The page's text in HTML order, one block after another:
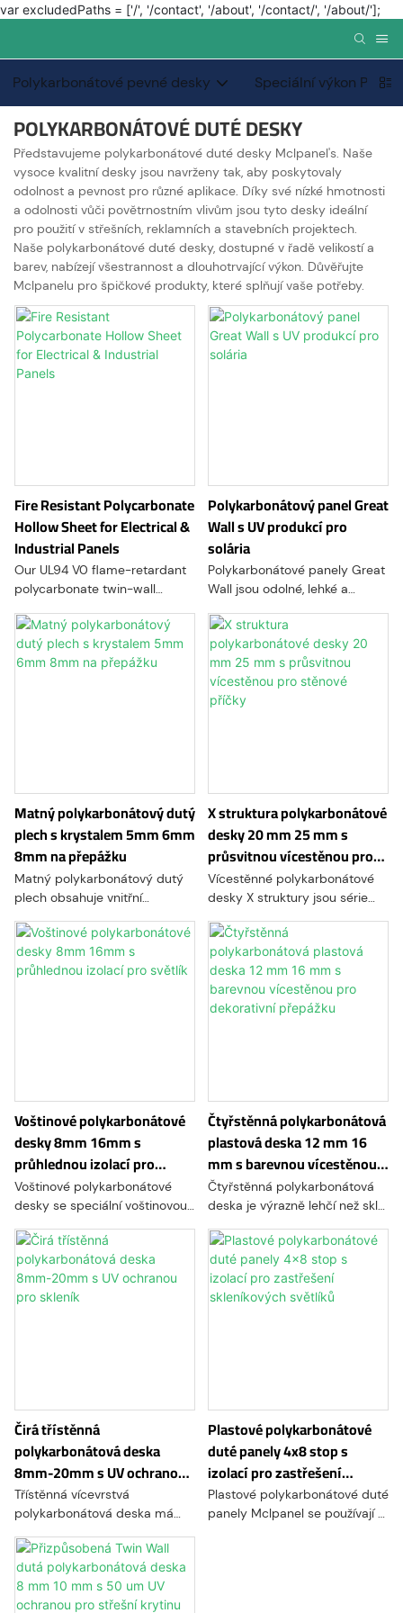
var excludedPaths = ['/', '/contact', '/about', '/contact/', '/about/'];
Polykarbonátové pevné desky Speciální výkon PC PC
POLYKARBONÁTOVÉ DUTÉ DESKY
Představujeme polykarbonátové duté desky Mclpanel's. Naše
vysoce kvalitní desky jsou navrženy tak, aby poskytovaly
odolnost a pevnost pro různé aplikace. Díky své nízké hmotnosti
a odolnosti vůči povětrnostním vlivům jsou tyto desky ideální
pro použití v střešních, reklamních a stavebních projektech.
Naše polykarbonátové duté desky, dostupné v řadě velikostí a
barev, nabízejí všestrannost a dlouhotrvající výkon. Důvěřujte
Mclpanelu pro špičkové produkty, které splňují vaše potřeby.
Fire Resistant Polycarbonate
Hollow Sheet for Electrical &
Industrial Panels
Our UL94 V0 flame-retardant
polycarbonate twin-wall
high-safety industrial and
construction applications.
Combining superior impact
Polykarbonátový panel Great
Wall s UV produkcí pro
solária
Polykarbonátové panely Great
Wall jsou odolné, lehké a
používané ve stavebnictví a
designu
Matný polykarbonátový dutý
plech s krystalem 5mm 6mm
8mm na přepážku
Matný polykarbonátový dutý
plech obsahuje vnitřní
dutiny, které poskytují izolační
vlastnosti a snižují celkovou
hmotnost ve srovnání s plnými
srovnání s čirým
polykarbonátem
X struktura polykarbonátové
desky 20 mm 25 mm s
průsvitnou vícestěnou pro
stěnové příčky
Vícestěnné polykarbonátové
desky X struktury jsou série
polykarbonátových desek.
Nabízejí kombinaci pevnosti,
trvanlivosti, tepelné izolace,
propustnosti světla a odolnosti
proti nárazu, díky čemuž jsou
Voštinové polykarbonátové
desky 8mm 16mm s
průhlednou izolací pro
světlík
Voštinové polykarbonátové
desky se speciální voštinovou
následek vynikající tepelnou
izolaci a vysokou rázovou
houževnatost. Je podobný
vícevrstvému ​​polykarbonátu a
polykarbonátové panely se
vyrábějí s různými aplikacemi
Čtyřstěnná polykarbonátová
plastová deska 12 mm 16
mm s barevnou vícestěnou
pro dekorativní přepážku
Čtyřstěnná polykarbonátová
deska je výrazně lehčí než sklo,
odolnější proti nárazu. Proto se
jedná o všestranný střešní
materiál, barva může být
průhledná a průsvitná
Čirá třístěnná
polykarbonátová deska
8mm-20mm s UV ochranou
pro skleník
Třístěnná vícevrstvá
polykarbonátová deska má
strukturu, která poskytuje
lehkou desku s vysokou
rázovou pevností a vynikající
tepelnou izolací. Díky vysoké
Plastové polykarbonátové
duté panely 4x8 stop s
izolací pro zastřešení
skleníkových světlíků
Plastové polykarbonátové duté
panely Mclpanel se používají v